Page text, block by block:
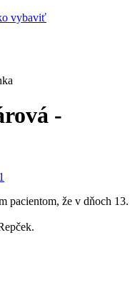
vybaviť
-
pacientom, že v dňoch 13.